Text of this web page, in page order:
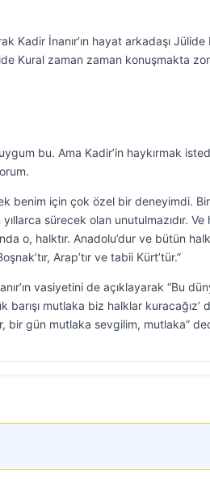
Kadir İnanır’ın hayat arkadaşı Jülide
Kural zaman zaman konuşmakta
bu. Ama Kadir’in haykırmak
benim için çok özel bir deneyimdi.
sürecek olan unutulmazıdır. Ve
o, halktır. Anadolu’dur ve bütün
Arap’tır ve tabii Kürt’tür.”
vasiyetini de açıklayarak “Bu
mutlaka biz halklar kuracağız’
bir gün mutlaka sevgilim, mutlaka”